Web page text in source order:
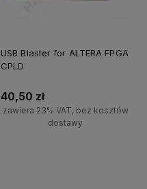
USB Blaster for ALTERA FPGA
CPLD
40,50 zł
zawiera 23% VAT, bez kosztów
dostawy